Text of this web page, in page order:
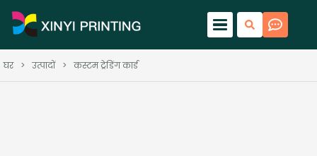
घर > उत्पादों > कस्टम ट्रेडिंग कार्ड